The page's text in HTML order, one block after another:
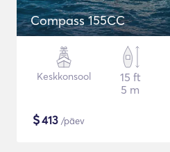
Compass 155CC
Keskkonsool
15 ft
5 m
$413 /päev